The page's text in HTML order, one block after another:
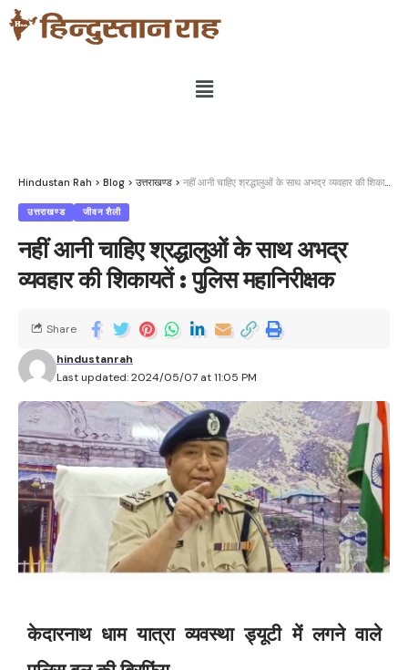
Hindustan Rah > Blog > उत्तराखण्ड > नहीं आनी चाहिए श्रद्धालुओं के साथ अभद्र व्यवहार की शिकायतें : पुलिस महानिरीक्षक
उत्तराखण्ड जीवन शैली
नहीं आनी चाहिए श्रद्धालुओं के साथ अभद्र
व्यवहार की शिकायतें : पुलिस महानिरीक्षक
Last updated: 2024/05/07 at 11:05 PM
hindustanrah
Share
केदारनाथ धाम यात्रा व्यवस्था ड्यूटी में लगने वाले